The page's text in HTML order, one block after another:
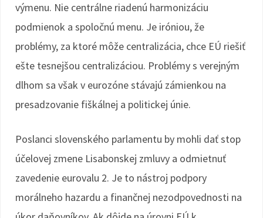
výmenu. Nie centrálne riadenú harmonizáciu
podmienok a spoločnú menu. Je iróniou, že
problémy, za ktoré môže centralizácia, chce EÚ riešiť
ešte tesnejšou centralizáciou. Problémy s verejným
dlhom sa však v eurozóne stávajú zámienkou na
presadzovanie fiškálnej a politickej únie.
Poslanci slovenského parlamentu by mohli dať stop
účelovej zmene Lisabonskej zmluvy a odmietnuť
zavedenie eurovalu 2. Je to nástroj podpory
morálneho hazardu a finančnej nezodpovednosti na